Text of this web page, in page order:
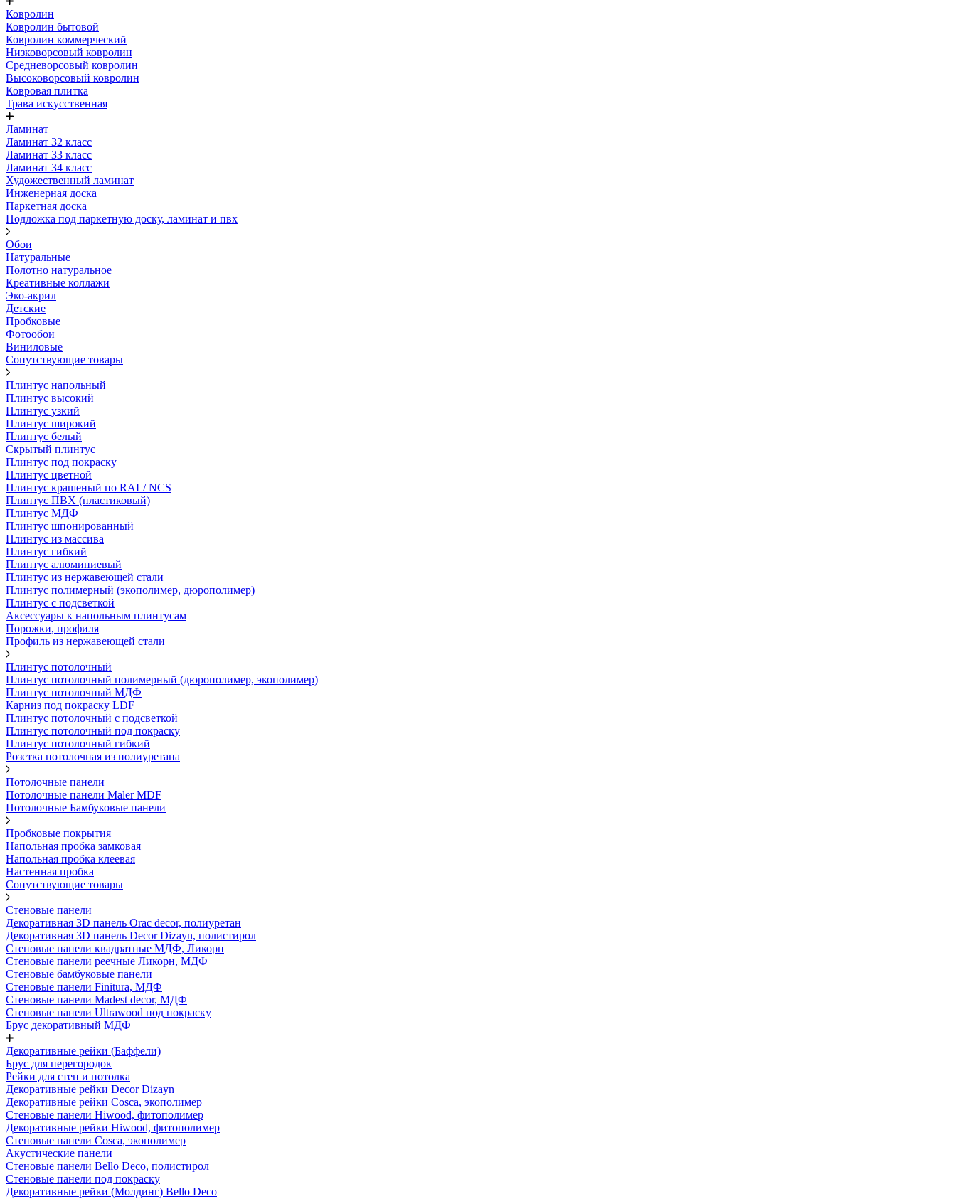
Ковролин
Ковролин бытовой
Ковролин коммерческий
Низковорсовый ковролин
Средневорсовый ковролин
Высоковорсовый ковролин
Ковровая плитка
Трава искусственная
Ламинат
Ламинат 32 класс
Ламинат 33 класс
Ламинат 34 класс
Художественный ламинат
Инженерная доска
Паркетная доска
Подложка под паркетную доску, ламинат и пвх
Обои
Натуральные
Полотно натуральное
Креативные коллажи
Эко-акрил
Детские
Пробковые
Фотообои
Виниловые
Сопутствующие товары
Плинтус напольный
Плинтус высокий
Плинтус узкий
Плинтус широкий
Плинтус белый
Скрытый плинтус
Плинтус под покраску
Плинтус цветной
Плинтус крашеный по RAL/ NCS
Плинтус ПВХ (пластиковый)
Плинтус МДФ
Плинтус шпонированный
Плинтус из массива
Плинтус гибкий
Плинтус алюминиевый
Плинтус из нержавеющей стали
Плинтус полимерный (экополимер, дюрополимер)
Плинтус с подсветкой
Аксессуары к напольным плинтусам
Порожки, профиля
Профиль из нержавеющей стали
Плинтус потолочный
Плинтус потолочный полимерный (дюрополимер, экополимер)
Плинтус потолочный МДФ
Карниз под покраску LDF
Плинтус потолочный с подсветкой
Плинтус потолочный под покраску
Плинтус потолочный гибкий
Розетка потолочная из полиуретана
Потолочные панели
Потолочные панели Maler MDF
Потолочные Бамбуковые панели
Пробковые покрытия
Напольная пробка замковая
Напольная пробка клеевая
Настенная пробка
Сопутствующие товары
Стеновые панели
Декоративная 3D панель Orac decor, полиуретан
Декоративная 3D панель Decor Dizayn, полистирол
Стеновые панели квадратные МДФ, Ликорн
Стеновые панели реечные Ликорн, МДФ
Стеновые бамбуковые панели
Стеновые панели Finitura, МДФ
Стеновые панели Madest decor, МДФ
Стеновые панели Ultrawood под покраску
Брус декоративный МДФ
Декоративные рейки (Баффели)
Брус для перегородок
Рейки для стен и потолка
Декоративные рейки Decor Dizayn
Декоративные рейки Cosca, экополимер
Стеновые панели Hiwood, фитополимер
Декоративные рейки Hiwood, фитополимер
Стеновые панели Cosca, экополимер
Акустические панели
Стеновые панели Bello Deco, полистирол
Стеновые панели под покраску
Декоративные рейки (Молдинг) Bello Deco